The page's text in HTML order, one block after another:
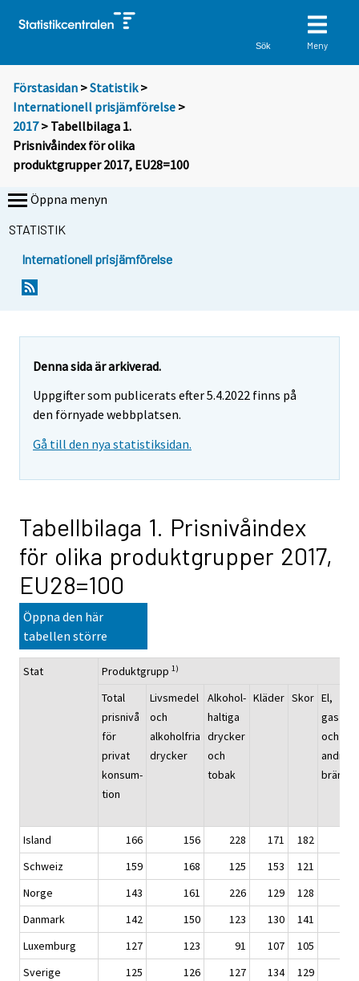
Sök Meny
Förstasidan >Statistik >
Internationell prisjämförelse >
2017> Tabellbilaga 1.
Prisnivåindex för olika
produktgrupper 2017, EU28=100
Öppna menyn
STATISTIK
Internationell prisjämförelse
Denna sida är arkiverad.
Uppgifter som publicerats efter 5.4.2022 finns på
den förnyade webbplatsen.
Gå till den nya statistiksidan.
Tabellbilaga 1. Prisnivåindex
för olika produktgrupper 2017,
EU28=100
Öppna den här
tabellen större
Stat Produktgrupp 1)
Total
prisnivå
för
privat
konsum-
tion
Livsmedel
och
alkoholfria
drycker
Alkohol-
haltiga
drycker
och
tobak
Kläder Skor El,
gas
och
andra
Island 166 156 228 171 182
Schweiz
159 168 125 153 121
Norge
143 161 226 129 128
Danmark
142 150 123 130 141
Luxemburg
127 123 91 107 105
Sverige
125 126 127 134 129